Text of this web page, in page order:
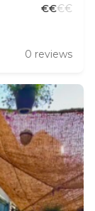
€€€€
0 reviews